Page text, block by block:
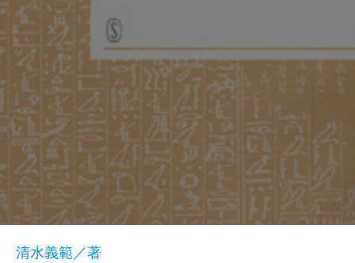
清水義範／著